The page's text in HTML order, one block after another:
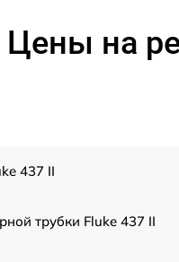
Цены на
437 II
трубки Fluke 437 II